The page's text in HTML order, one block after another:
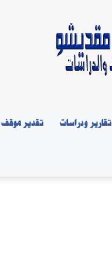
تقارير ودراسات تقدير موقف